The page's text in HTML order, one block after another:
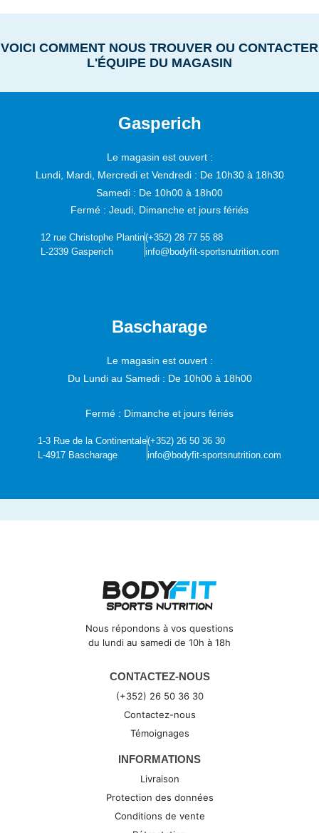
VOICI COMMENT NOUS TROUVER OU CONTACTER
L'ÉQUIPE DU MAGASIN
Gasperich
Le magasin est ouvert :
Lundi, Mardi, Mercredi et Vendredi : De 10h30 à 18h30
Samedi : De 10h00 à 18h00
Fermé : Jeudi, Dimanche et jours fériés
12 rue Christophe Plantin
L-2339 Gasperich
(+352) 28 77 55 88
info@bodyfit-sportsnutrition.com
Bascharage
Le magasin est ouvert :
Du Lundi au Samedi : De 10h00 à 18h00
Fermé : Dimanche et jours fériés
1-3 Rue de la Continentale
L-4917 Bascharage
(+352) 26 50 36 30
info@bodyfit-sportsnutrition.com
Nous répondons à vos questions
du lundi au samedi de 10h à 18h
CONTACTEZ-NOUS
(+352) 26 50 36 30
Contactez-nous
Témoignages
INFORMATIONS
Livraison
Protection des données
Conditions de vente